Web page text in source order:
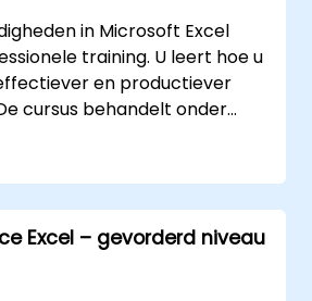
voor data-
en
die behoefte hebben aan
in Microsoft Excel
training. U leert hoe u
en productiever
cursus behandelt onder
het opstellen van
met behulp van krachtige
van cellen, het
grafieken en
het gebruik van grafische
Excel – gevorderd niveau